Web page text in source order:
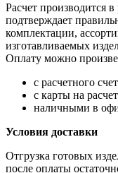
Расчет производится
подтверждает
комплектации,
изготавливаемых
Оплату можно
с расчетного
с карты на
наличными в
Условия доставки
Отгрузка готовых
после оплаты